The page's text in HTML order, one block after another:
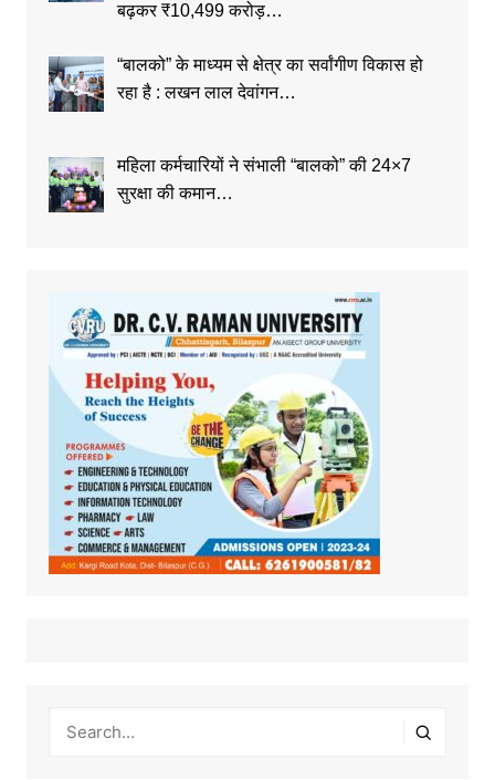
बढ़कर ₹10,499 करोड़…
“बालको” के माध्यम से क्षेत्र का सर्वांगीण विकास हो
रहा है : लखन लाल देवांगन…
महिला कर्मचारियों ने संभाली “बालको” की 24×7
सुरक्षा की कमान…